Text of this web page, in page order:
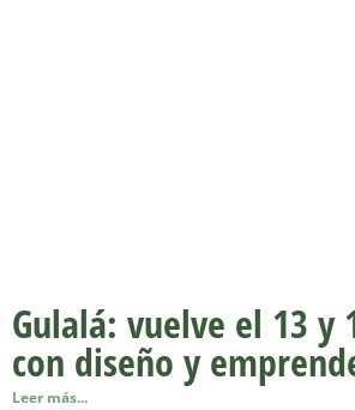
Gulalá: vuelve el 13 y
con diseño y
Leer más...